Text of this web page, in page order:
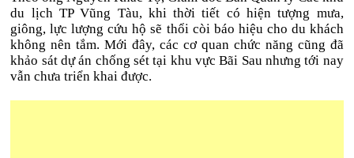
du lịch TP Vũng Tàu, khi thời tiết có hiện tượng mưa,
giông, lực lượng cứu hộ sẽ thổi còi báo hiệu cho du khách
không nên tắm. Mới đây, các cơ quan chức năng cũng đã
khảo sát dự án chống sét tại khu vực Bãi Sau nhưng tới nay
vẫn chưa triển khai được.